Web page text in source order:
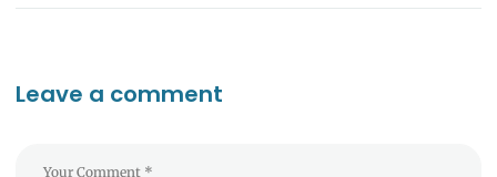
Leave a comment